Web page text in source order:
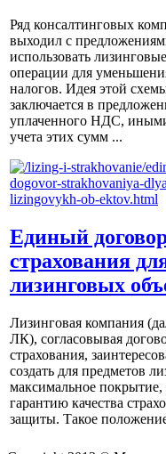
Ряд консалтинговых
выходил с
использовать лизинговые
операции для
налогов. Идея этой
заключается в
уплаченного НДС,
учета этих сумм ...
Единый
страхования
лизинговых
Лизинговая компания
ЛК), согласовывая
страхования,
создать для предметов
максимальное покрытие,
гарантию качества
защиты. Такое